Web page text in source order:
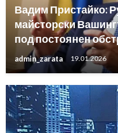
Вадим Пристайко:
майсторски
под постоянен
admin_zarata 19.01.2026